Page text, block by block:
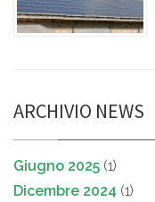
ARCHIVIO NEWS
Giugno 2025 (1)
Dicembre 2024 (1)